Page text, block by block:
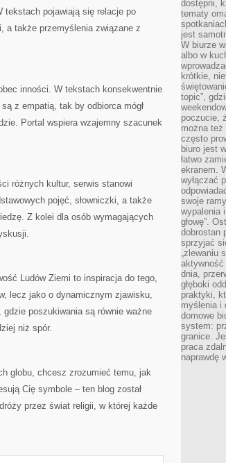
tekstach pojawiają się relacje po
a także przemyślenia związane z
inności. W tekstach konsekwentnie
z empatią, tak by odbiorca mógł
Portal wspiera wzajemny szacunek
różnych kultur, serwis stanowi
pojęć, słowniczki, a także
Z kolei dla osób wymagających
Ludów Ziemi to inspiracja do tego,
lecz jako o dynamicznym zjawisku,
poszukiwania są równie ważne
niż spór.
globu, chcesz zrozumieć temu, jak
Cię symbole – ten blog został
przez świat religii, w której każde
dostępni,
tematy
jest
W biurze
albo w
krótkie,
topic”,
poczucie,
można też
często
biuro jest
łatwo
ekranem.
wyłączać
swoje
wypalenia
głowę”.
dobrostan
sprzyjać
„zlewaniu
dnia,
głęboki
praktyki,
myślenia i
domowe
system:
granice.
praca
naprawdę